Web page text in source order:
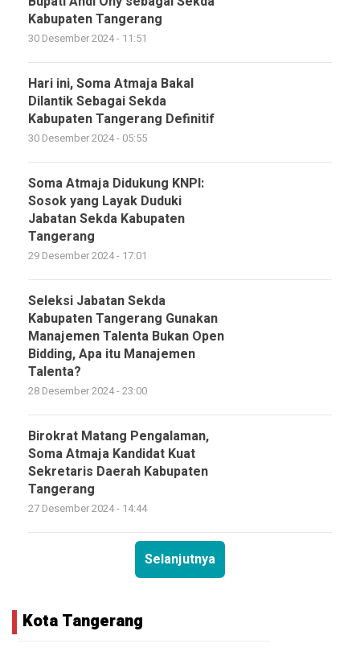
Kabupaten Tangerang
30 Desember 2024 - 11:51
Hari ini, Soma Atmaja Bakal
Dilantik Sebagai Sekda
Kabupaten Tangerang Definitif
30 Desember 2024 - 05:55
Soma Atmaja Didukung KNPI:
Sosok yang Layak Duduki
Jabatan Sekda Kabupaten
Tangerang
29 Desember 2024 - 17:01
Seleksi Jabatan Sekda
Kabupaten Tangerang Gunakan
Manajemen Talenta Bukan Open
Bidding, Apa itu Manajemen
Talenta?
28 Desember 2024 - 23:00
Birokrat Matang Pengalaman,
Soma Atmaja Kandidat Kuat
Sekretaris Daerah Kabupaten
Tangerang
27 Desember 2024 - 14:44
Selanjutnya
Kota Tangerang